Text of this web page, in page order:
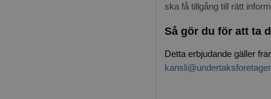
ska få tillgång till rätt
Så gör du för att ta
Detta erbjudande gäller